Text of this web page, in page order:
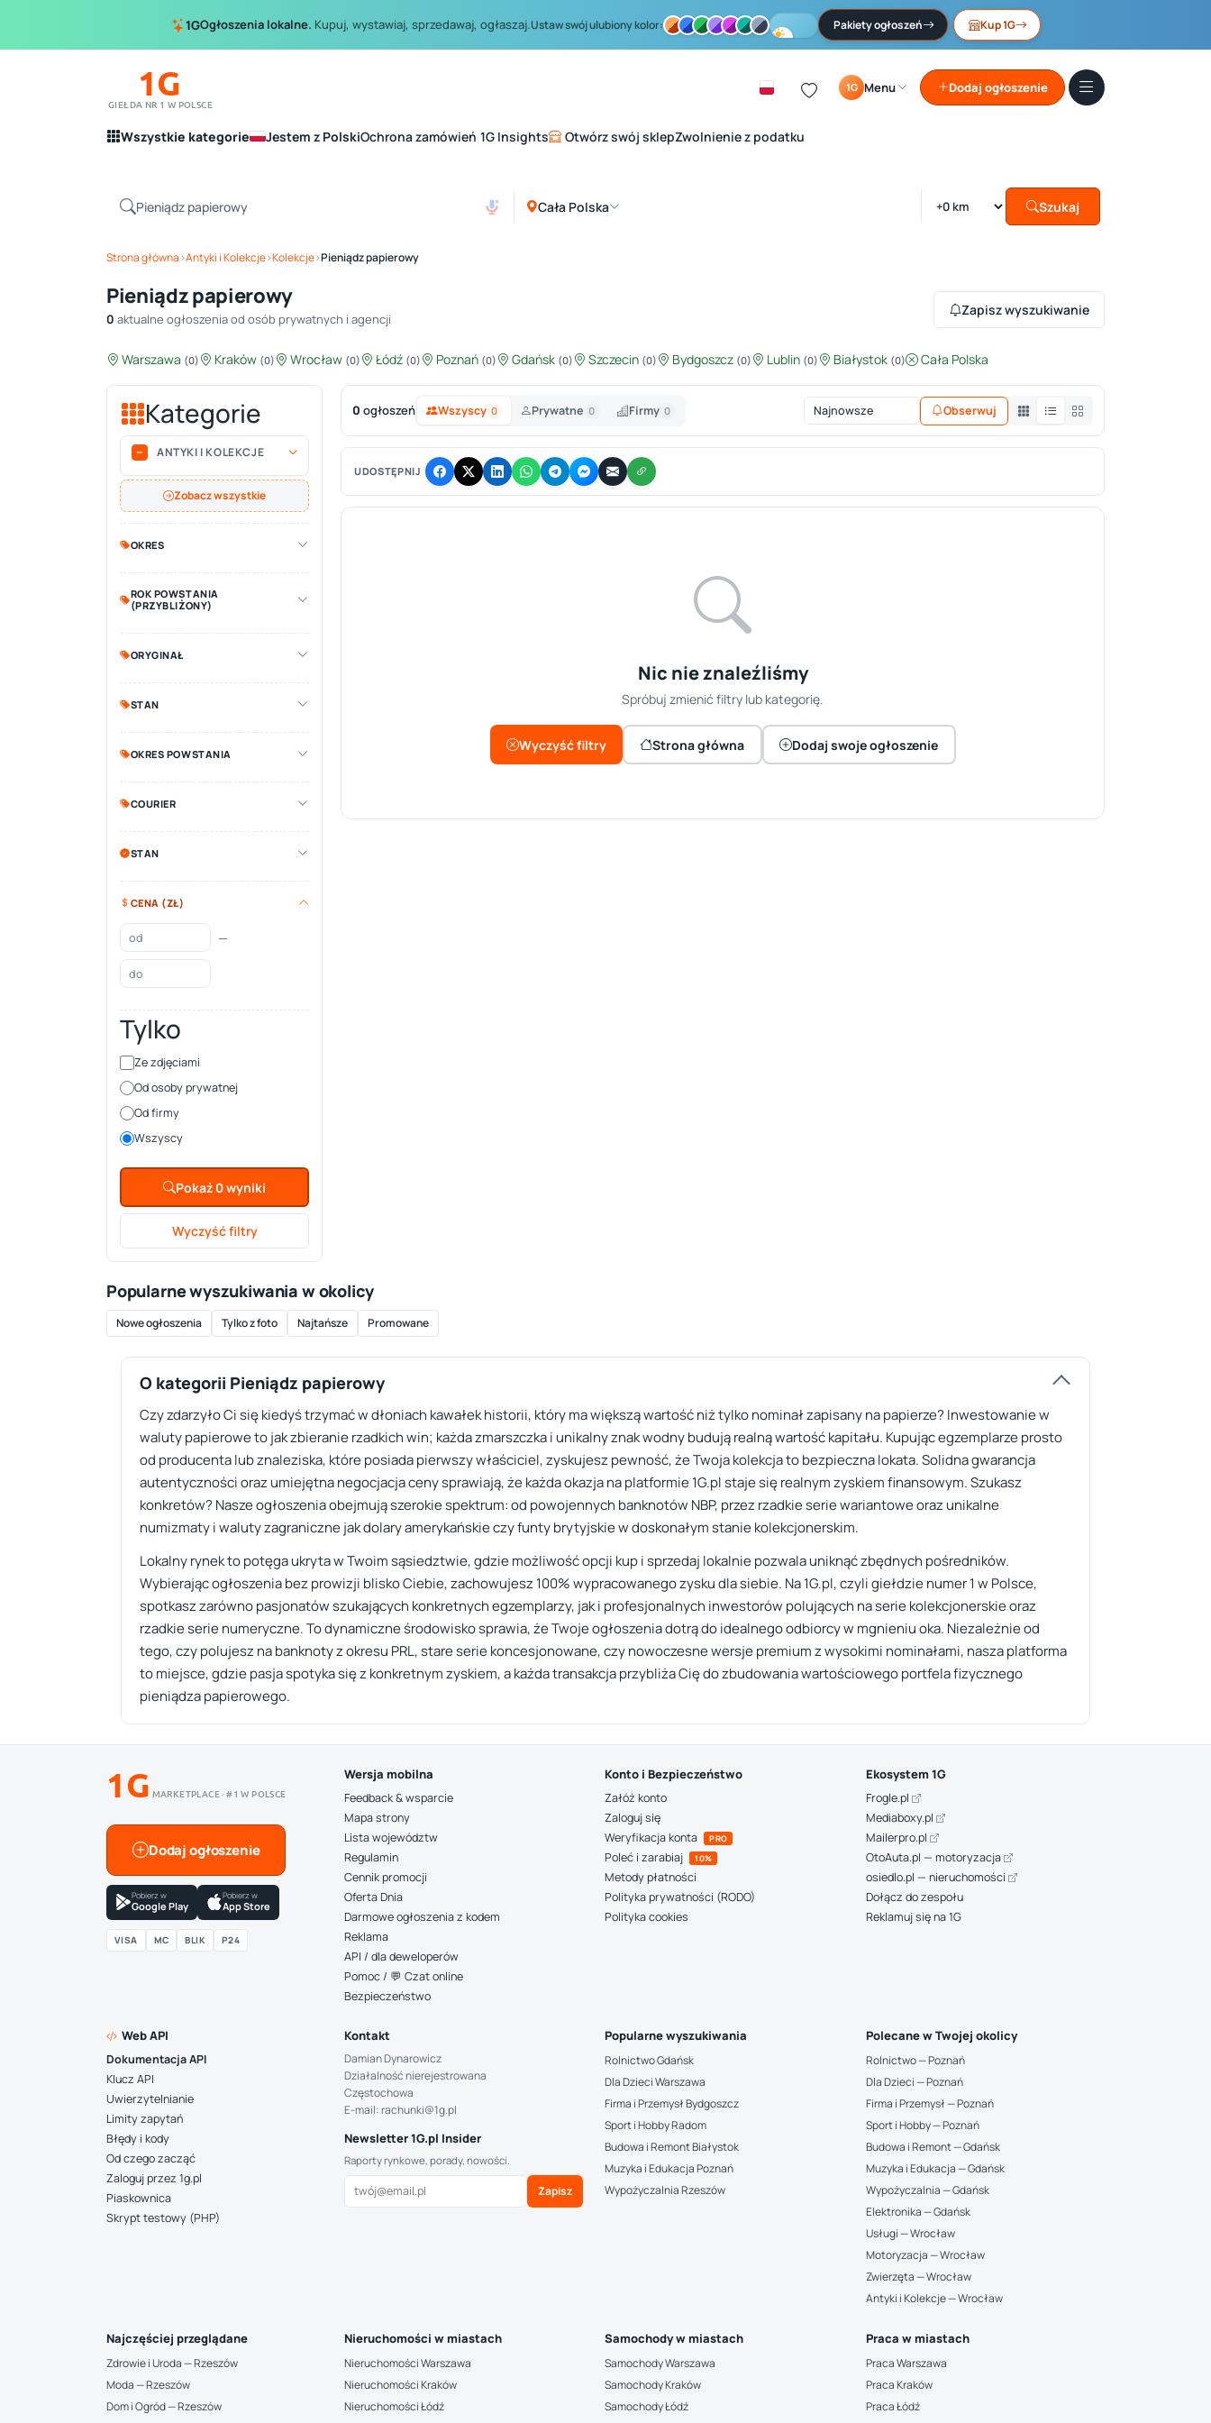
1GOgłoszenia lokalne. Kupuj, wystawiaj, sprzedawaj, ogłaszaj.Ustaw swój ulubiony kolor: Pakiety ogłoszeń Kup 1G
1G
GIEŁDA NR 1 W POLSCE
1G Menu Dodaj ogłoszenie
Wszystkie kategorie Jestem z PolskiOchrona zamówień 1G Insights Otwórz swój sklepZwolnienie z podatku
Cała Polska Szukaj
Strona główna›Antyki i Kolekcje›Kolekcje›Pieniądz papierowy
Pieniądz papierowy
0 aktualne ogłoszenia od osób prywatnych i agencji
Zapisz wyszukiwanie
Warszawa (0) Kraków (0) Wrocław (0) Łódź (0) Poznań (0) Gdańsk (0) Szczecin (0) Bydgoszcz (0) Lublin (0) Białystok (0) Cała Polska
Kategorie
ANTYKI I KOLEKCJE
Zobacz wszystkie
OKRES
ROK POWSTANIA
(PRZYBLIŻONY)
ORYGINAŁ
STAN
OKRES POWSTANIA
COURIER
STAN
CENA (ZŁ)
—
Tylko
Ze zdjęciami
Od osoby prywatnej
Od firmy
Wszyscy
Pokaż 0 wyniki
Wyczyść filtry
0 ogłoszeń Wszyscy 0 Prywatne 0 Firmy 0 Obserwuj
UDOSTĘPNIJ
Nic nie znaleźliśmy
Spróbuj zmienić filtry lub kategorię.
Wyczyść filtry Strona główna Dodaj swoje ogłoszenie
Popularne wyszukiwania w okolicy
Nowe ogłoszenia Tylko z foto Najtańsze Promowane
O kategorii Pieniądz papierowy
Czy zdarzyło Ci się kiedyś trzymać w dłoniach kawałek historii, który ma większą wartość niż tylko nominał zapisany na papierze? Inwestowanie w
waluty papierowe to jak zbieranie rzadkich win; każda zmarszczka i unikalny znak wodny budują realną wartość kapitału. Kupując egzemplarze prosto
od producenta lub znaleziska, które posiada pierwszy właściciel, zyskujesz pewność, że Twoja kolekcja to bezpieczna lokata. Solidna gwarancja
autentyczności oraz umiejętna negocjacja ceny sprawiają, że każda okazja na platformie 1G.pl staje się realnym zyskiem finansowym. Szukasz
konkretów? Nasze ogłoszenia obejmują szerokie spektrum: od powojennych banknotów NBP, przez rzadkie serie wariantowe oraz unikalne
numizmaty i waluty zagraniczne jak dolary amerykańskie czy funty brytyjskie w doskonałym stanie kolekcjonerskim.
Lokalny rynek to potęga ukryta w Twoim sąsiedztwie, gdzie możliwość opcji kup i sprzedaj lokalnie pozwala uniknąć zbędnych pośredników.
Wybierając ogłoszenia bez prowizji blisko Ciebie, zachowujesz 100% wypracowanego zysku dla siebie. Na 1G.pl, czyli giełdzie numer 1 w Polsce,
spotkasz zarówno pasjonatów szukających konkretnych egzemplarzy, jak i profesjonalnych inwestorów polujących na serie kolekcjonerskie oraz
rzadkie serie numeryczne. To dynamiczne środowisko sprawia, że Twoje ogłoszenia dotrą do idealnego odbiorcy w mgnieniu oka. Niezależnie od
tego, czy polujesz na banknoty z okresu PRL, stare serie koncesjonowane, czy nowoczesne wersje premium z wysokimi nominałami, nasza platforma
to miejsce, gdzie pasja spotyka się z konkretnym zyskiem, a każda transakcja przybliża Cię do zbudowania wartościowego portfela fizycznego
pieniądza papierowego.
1G MARKETPLACE · #1 W POLSCE
Dodaj ogłoszenie
Pobierz w
Google Play
Pobierz w
App Store
VISA MC BLIK P24
Wersja mobilna
Feedback & wsparcie
Mapa strony
Lista województw
Regulamin
Cennik promocji
Oferta Dnia
Darmowe ogłoszenia z kodem
Reklama
API / dla deweloperów
Pomoc / 💬 Czat online
Bezpieczeństwo
Konto i Bezpieczeństwo
Załóż konto
Zaloguj się
Weryfikacja konta
PRO
Poleć i zarabiaj 10%
Metody płatności
Polityka prywatności (RODO)
Polityka cookies
Ekosystem 1G
Frogle.pl
Mediaboxy.pl
Mailerpro.pl
OtoAuta.pl — motoryzacja
osiedlo.pl — nieruchomości
Dołącz do zespołu
Reklamuj się na 1G
Web API
Dokumentacja API
Klucz API
Uwierzytelnianie
Limity zapytań
Błędy i kody
Od czego zacząć
Zaloguj przez 1g.pl
Piaskownica
Skrypt testowy (PHP)
Kontakt
Damian Dynarowicz
Działalność nierejestrowana
Częstochowa
E-mail: rachunki@1g.pl
Newsletter 1G.pl Insider
Raporty rynkowe, porady, nowości.
Zapisz
Popularne wyszukiwania
Rolnictwo Gdańsk
Dla Dzieci Warszawa
Firma i Przemysł Bydgoszcz
Sport i Hobby Radom
Budowa i Remont Białystok
Muzyka i Edukacja Poznań
Wypożyczalnia Rzeszów
Polecane w Twojej okolicy
Rolnictwo — Poznań
Dla Dzieci — Poznań
Firma i Przemysł — Poznań
Sport i Hobby — Poznań
Budowa i Remont — Gdańsk
Muzyka i Edukacja — Gdańsk
Wypożyczalnia — Gdańsk
Elektronika — Gdańsk
Usługi — Wrocław
Motoryzacja — Wrocław
Zwierzęta — Wrocław
Antyki i Kolekcje — Wrocław
Najczęściej przeglądane
Zdrowie i Uroda — Rzeszów
Moda — Rzeszów
Dom i Ogród — Rzeszów
Nieruchomości w miastach
Nieruchomości Warszawa
Nieruchomości Kraków
Nieruchomości Łódź
Samochody w miastach
Samochody Warszawa
Samochody Kraków
Samochody Łódź
Praca w miastach
Praca Warszawa
Praca Kraków
Praca Łódź